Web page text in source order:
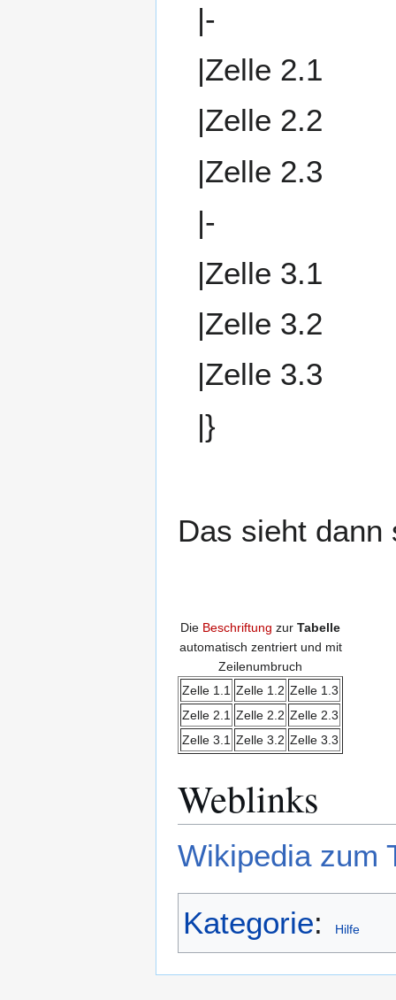
|-
|Zelle 2.1
|Zelle 2.2
|Zelle 2.3
|-
|Zelle 3.1
|Zelle 3.2
|Zelle 3.3
|}
Das sieht dann
Die Beschriftung zur Tabelle
automatisch zentriert und mit
Zeilenumbruch
Zelle 1.1 Zelle 1.2 Zelle 1.3
Zelle 2.1 Zelle 2.2 Zelle 2.3
Zelle 3.1 Zelle 3.2 Zelle 3.3
Weblinks
Wikipedia zum
Kategorie: Hilfe